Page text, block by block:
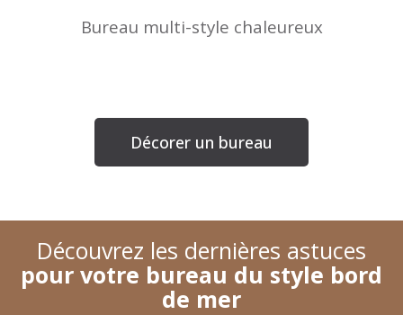
Bureau multi-style chaleureux
Décorer un bureau
Découvrez les dernières astuces
pour votre bureau du style bord
de mer